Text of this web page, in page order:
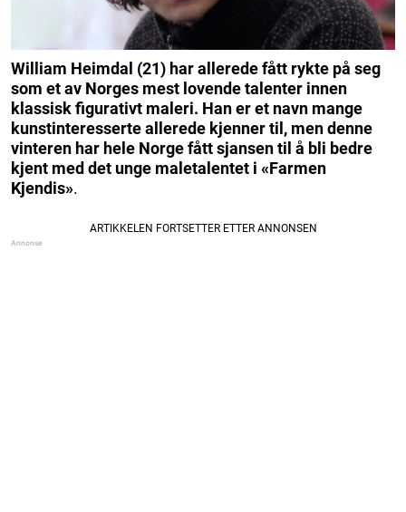
William Heimdal (21) har allerede fått rykte på seg
som et av Norges mest lovende talenter innen
klassisk figurativt maleri. Han er et navn mange
kunstinteresserte allerede kjenner til, men denne
vinteren har hele Norge fått sjansen til å bli bedre
kjent med det unge maletalentet i «Farmen
Kjendis».